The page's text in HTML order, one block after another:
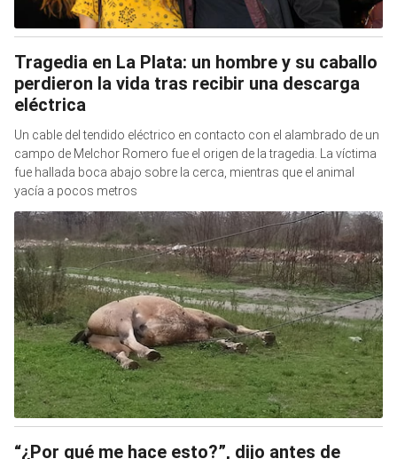
Tragedia en La Plata: un hombre y su caballo
perdieron la vida tras recibir una descarga
eléctrica
Un cable del tendido eléctrico en contacto con el alambrado de un
campo de Melchor Romero fue el origen de la tragedia. La víctima
fue hallada boca abajo sobre la cerca, mientras que el animal
yacía a pocos metros
“¿Por qué me hace esto?”, dijo antes de